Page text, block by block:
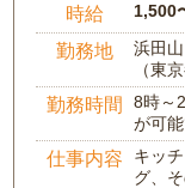
時給 1,500
勤務地
浜田
（東
勤務時間
8時～
が可
仕事内容
キッ
グ、